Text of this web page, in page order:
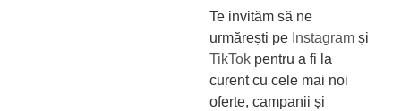
Te invităm să ne
urmărești pe Instagram și
TikTok pentru a fi la
curent cu cele mai noi
oferte, campanii și